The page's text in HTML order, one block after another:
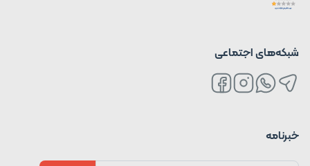
شبکه‌های اجتماعی
خبرنامه